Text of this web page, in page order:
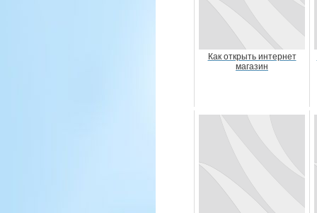
Как открыть интернет
магазин